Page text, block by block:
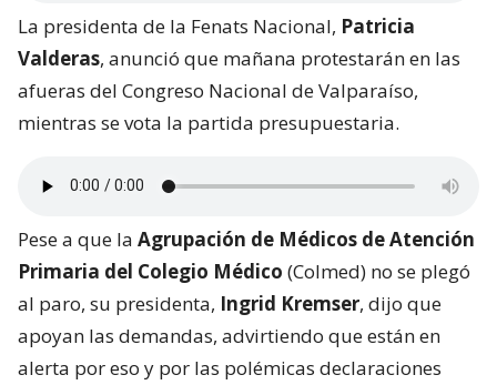
La presidenta de la Fenats Nacional, Patricia
Valderas, anunció que mañana protestarán en las
afueras del Congreso Nacional de Valparaíso,
mientras se vota la partida presupuestaria.
Pese a que la Agrupación de Médicos de Atención
Primaria del Colegio Médico (Colmed) no se plegó
al paro, su presidenta, Ingrid Kremser, dijo que
apoyan las demandas, advirtiendo que están en
alerta por eso y por las polémicas declaraciones